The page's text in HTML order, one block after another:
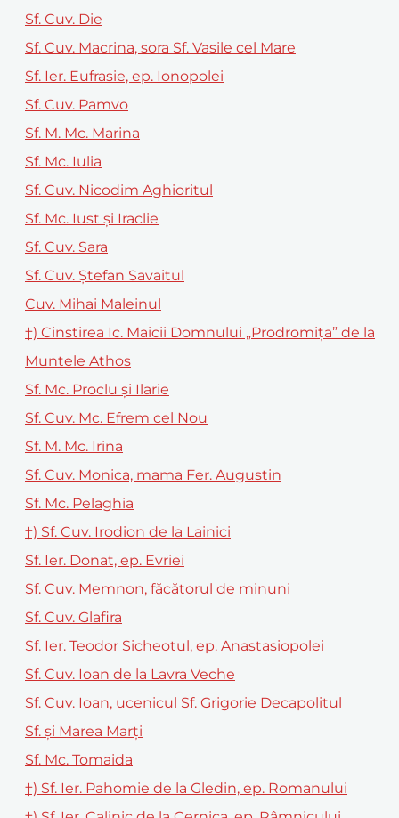
Sf. Cuv. Die
Sf. Cuv. Macrina, sora Sf. Vasile cel Mare
Sf. Ier. Eufrasie, ep. Ionopolei
Sf. Cuv. Pamvo
Sf. M. Mc. Marina
Sf. Mc. Iulia
Sf. Cuv. Nicodim Aghioritul
Sf. Mc. Iust și Iraclie
Sf. Cuv. Sara
Sf. Cuv. Ștefan Savaitul
Cuv. Mihai Maleinul
†) Cinstirea Ic. Maicii Domnului „Prodromița” de la
Muntele Athos
Sf. Mc. Proclu și Ilarie
Sf. Cuv. Mc. Efrem cel Nou
Sf. M. Mc. Irina
Sf. Cuv. Monica, mama Fer. Augustin
Sf. Mc. Pelaghia
†) Sf. Cuv. Irodion de la Lainici
Sf. Ier. Donat, ep. Evriei
Sf. Cuv. Memnon, făcătorul de minuni
Sf. Cuv. Glafira
Sf. Ier. Teodor Sicheotul, ep. Anastasiopolei
Sf. Cuv. Ioan de la Lavra Veche
Sf. Cuv. Ioan, ucenicul Sf. Grigorie Decapolitul
Sf. și Marea Marți
Sf. Mc. Tomaida
†) Sf. Ier. Pahomie de la Gledin, ep. Romanului